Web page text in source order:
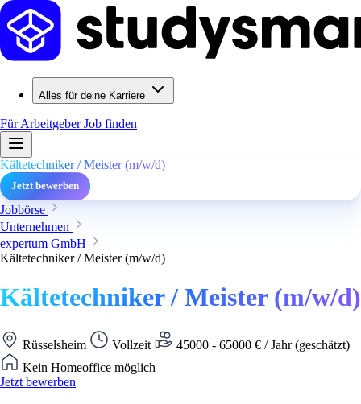
Alles für deine Karriere
Für ArbeitgeberJob finden
Kältetechniker / Meister (m/w/d)
Jetzt bewerben
Jobbörse
Unternehmen
expertum GmbH
Kältetechniker / Meister (m/w/d)
Kältetechniker / Meister (m/w/d)
Rüsselsheim Vollzeit
45000 - 65000 € / Jahr (geschätzt)
Kein Homeoffice möglich
Jetzt bewerben